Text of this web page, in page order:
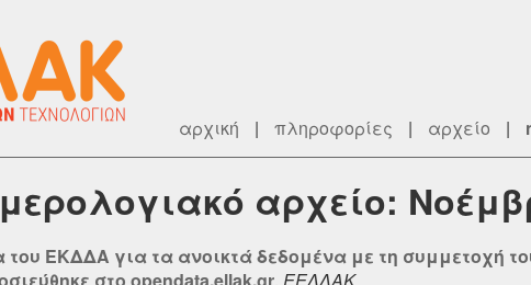
αρχική | πληροφορίες | αρχείο |
αρχείο:
του ΕΚΔΔΑ για τα ανοικτά δεδομένα με τη συμμετοχή
στο opendata.ellak.gr, ΕΕΛΛΑΚ